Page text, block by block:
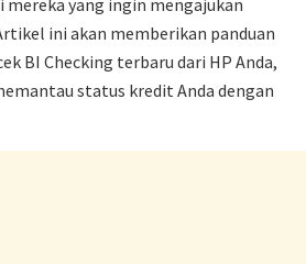
ini akan memberikan panduan
BI Checking terbaru dari HP Anda,
status kredit Anda dengan